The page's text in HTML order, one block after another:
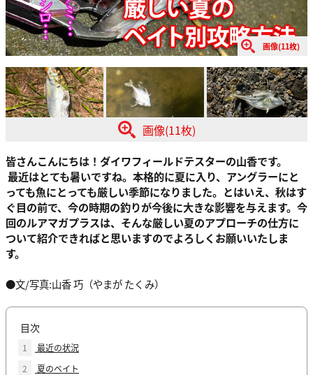
画像(11枚)
画像(11枚)
皆さんこんにちは！ダイワフィールドテスターの山香です。
最近はとても暑いですね。本格的に夏に入り、アングラーにと
っても魚にとっても厳しい季節になりました。とはいえ、秋はす
ぐ目の前で、今の時期の釣りが今後に大きな影響を与えます。今
回のルアマガプラスは、そんな厳しい夏のアプローチの仕方に
ついて紹介できればと思いますのでよろしくお願いいたしま
す。
●文/写真:山香 巧（やまが たくみ）
目次
1
最近の状況
2
夏のベイト